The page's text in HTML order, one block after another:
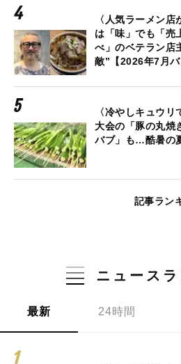
〈人気ラーメン
は「味」でも「
べ」のベテラン店
敵”【2026年7月バ
〈冷やしキュウ
大会の「豚の丸焼
バブ」も…酷暑の
記事ラン
ニュース
最新 24時間